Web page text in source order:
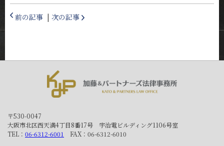
前の記事 | 次の記事
〒530-0047
大阪市北区西天満4丁目8番17号 宇治電ビルディング1106号室
TEL： 06-6312-6001 FAX：06-6312-6010